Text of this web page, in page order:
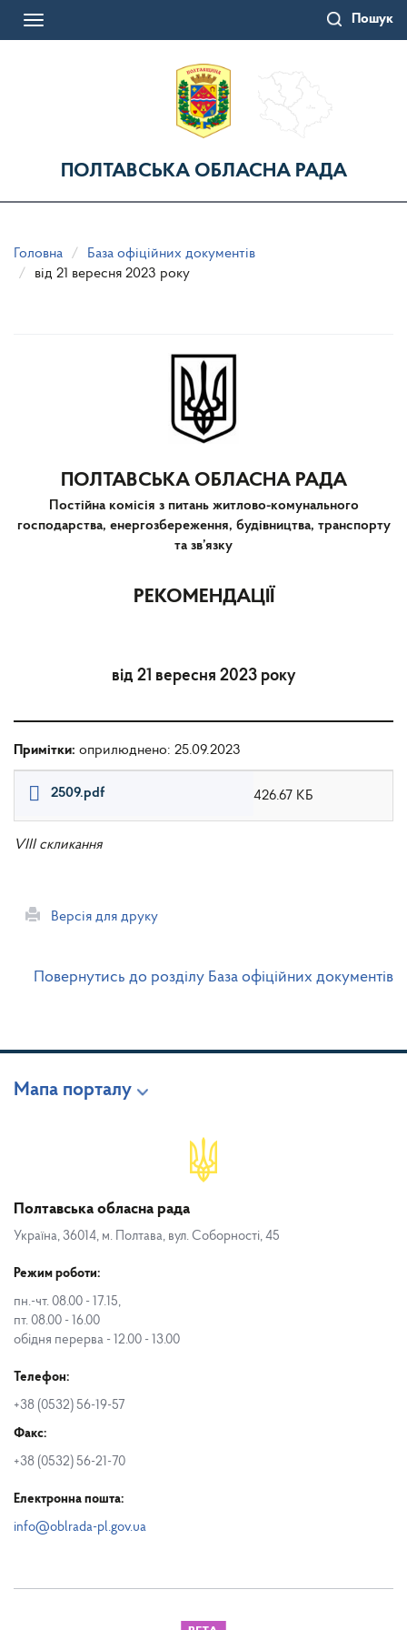
Пошук
Toggle
ПОЛТАВСЬКА ОБЛАСНА РАДА
Головна
База офіційних документів
від 21 вересня 2023 року
ПОЛТАВСЬКА ОБЛАСНА РАДА
Постійна комісія з питань житлово-комунального
господарства, енергозбереження, будівництва, транспорту
та зв’язку
РЕКОМЕНДАЦІЇ
від 21 вересня 2023 року
Примітки: оприлюднено: 25.09.2023
2509.pdf 426.67 КБ
VIII скликання
Версія для друку
Повернутись до розділу База офіційних документів
Мапа порталу
Полтавська обласна рада
Україна, 36014, м. Полтава, вул. Соборності, 45
Режим роботи:
пн.-чт. 08.00 - 17.15,
пт. 08.00 - 16.00
обідня перерва - 12.00 - 13.00
Телефон:
+38 (0532) 56-19-57
Факс:
+38 (0532) 56-21-70
Електронна пошта:
info@oblrada-pl.gov.ua